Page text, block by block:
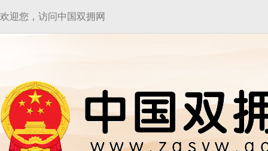
欢迎您，访问中国双拥网